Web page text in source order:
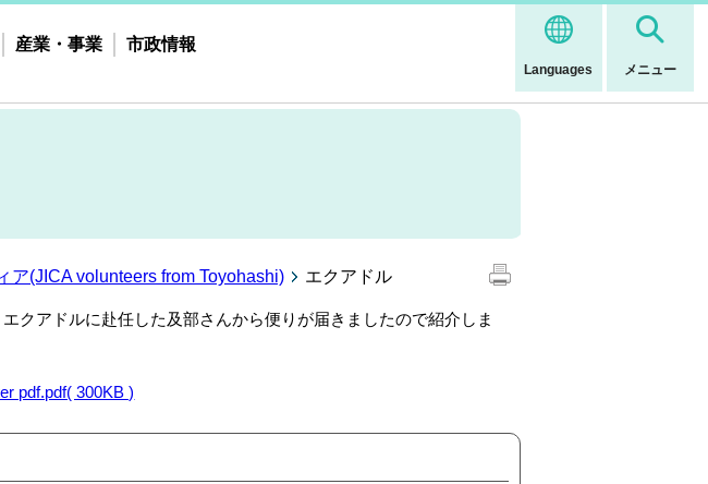
Languages メニュー
産業・事業 市政情報
ア(JICA volunteers from Toyohashi) エクアドル
クアドルに赴任した及部さんから便りが届きましたので紹介しま
pdf.pdf( 300KB )